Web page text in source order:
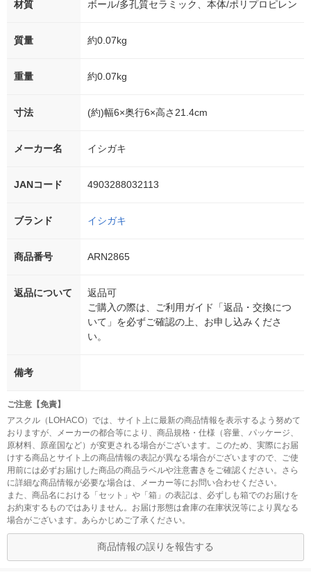
材質 ボール/多孔質セラミック、本体/ポリプロピレン
質量 約0.07kg
重量 約0.07kg
寸法 (約)幅6×奥行6×高さ21.4cm
メーカー名 イシガキ
JANコード 4903288032113
ブランド イシガキ
商品番号 ARN2865
返品について
返品可
ご購入の際は、ご利用ガイド「返品・交換につ
いて」を必ずご確認の上、お申し込みくださ
い。
備考
ご注意【免責】
アスクル（LOHACO）では、サイト上に最新の商品情報を表示するよう努めて
おりますが、メーカーの都合等により、商品規格・仕様（容量、パッケージ、
原材料、原産国など）が変更される場合がございます。このため、実際にお届
けする商品とサイト上の商品情報の表記が異なる場合がございますので、ご使
用前には必ずお届けした商品の商品ラベルや注意書きをご確認ください。さら
に詳細な商品情報が必要な場合は、メーカー等にお問い合わせください。
また、商品名における「セット」や「箱」の表記は、必ずしも箱でのお届けを
お約束するものではありません。お届け形態は倉庫の在庫状況等により異なる
場合がございます。あらかじめご了承ください。
商品情報の誤りを報告する